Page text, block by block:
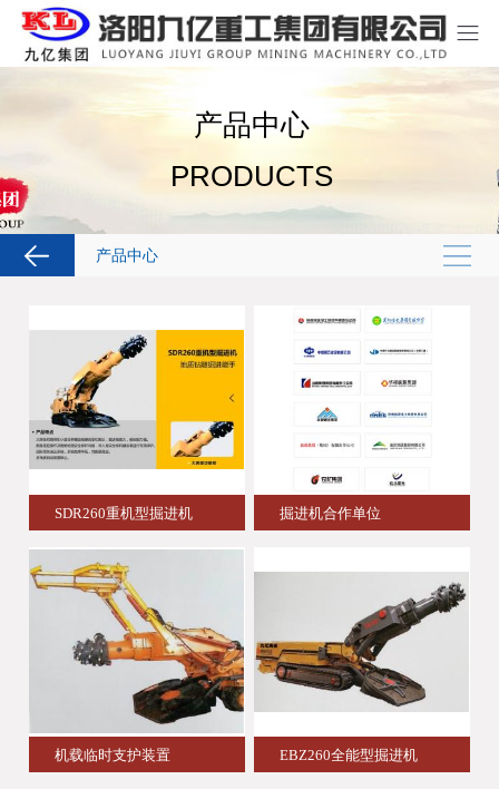
产品中心
PRODUCTS
产品中心
SDR260重机型掘进机 掘进机合作单位
机载临时支护装置 EBZ260全能型掘进机